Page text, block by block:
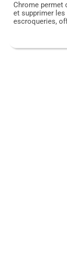
Chrome permet
et supprimer
escroqueries,